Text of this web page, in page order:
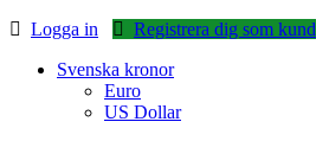
Logga in
Registrera dig som kund
Svenska kronor
Euro
US Dollar